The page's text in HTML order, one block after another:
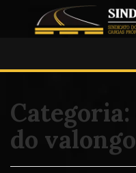
Categoria:
do valongo